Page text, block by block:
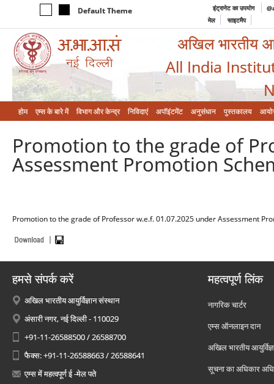
Default Theme इंट्रानेट का उपयोग
मेल
साइटमैप
अखिल भारतीय
All India
होम एम्‍स के बारे में विभाग और केन्‍द्र निविदाएं अपॉइंटमेंट अनुसंधान पुस्तकालय
Promotion to the grade of
Assessment Promotion
Promotion to the grade of Professor w.e.f. 01.07.2025 under Assessment
हमसे संपर्क करें
अखिल भारतीय आयुर्विज्ञान संस्थान
अंसारी नगर, नई दिल्ली - 110029
+91-11-26588500 / 26588700
फैक्स: +91-11-26588663 / 26588641
एम्स में महत्वपूर्ण ई -मेल पते
महत्वपूर्ण लिंक
नागरिक चार्टर
एम्स ऑनलाइन दान
अखिल भारतीय
सूचना का अधिकार